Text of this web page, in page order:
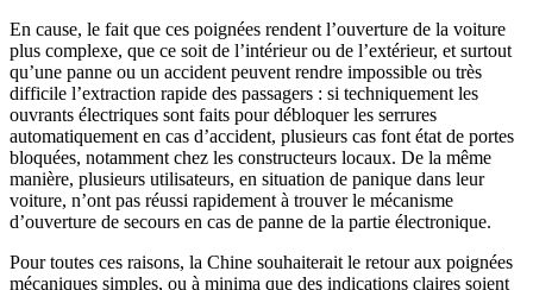
En cause, le fait que ces poignées rendent l’ouverture de la voiture
plus complexe, que ce soit de l’intérieur ou de l’extérieur, et surtout
qu’une panne ou un accident peuvent rendre impossible ou très
difficile l’extraction rapide des passagers : si techniquement les
ouvrants électriques sont faits pour débloquer les serrures
automatiquement en cas d’accident, plusieurs cas font état de portes
bloquées, notamment chez les constructeurs locaux. De la même
manière, plusieurs utilisateurs, en situation de panique dans leur
voiture, n’ont pas réussi rapidement à trouver le mécanisme
d’ouverture de secours en cas de panne de la partie électronique.
Pour toutes ces raisons, la Chine souhaiterait le retour aux poignées
mécaniques simples, ou à minima que des indications claires soient